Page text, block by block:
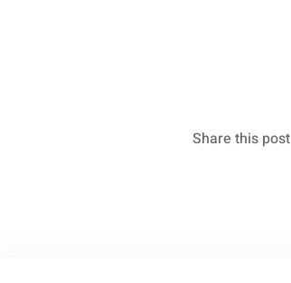
Share this post